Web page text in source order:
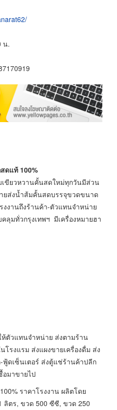
น.
ดแท้ 100%
ขียวหวานคั้นสดใหม่ทุกวันมีส่วน
ยส่งน้ำส้มคั้นสดบรรจุขวดขนาด
งงานถึงร้านค้า-ตัวแทนจำหน่าย
ลุมทั่วกรุงเทพฯ มีเครื่องหมายฮา
ตัวแทนจำหน่าย ส่งตามร้าน
รงแรม ส่งแผงขายเครื่องดื่ม ส่ง
ดเซ็นเตอร์ ส่งตู้แช่ร้านค้าปลีก
มาขายไป
ราคาโรงงาน ผลิตโดย
ตร, ขวด 500 ซีซี, ขวด 250